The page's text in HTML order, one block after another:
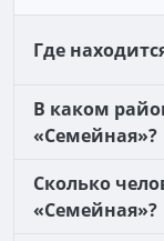
Где
В каком
«Семейная»?
Сколько
«Семейная»?